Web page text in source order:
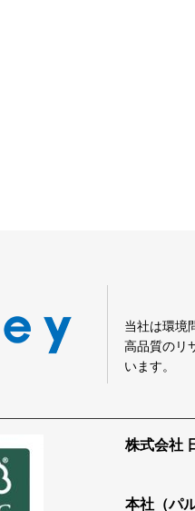
当社は環境
高品質のリ
います。
株式会社
本社（パ